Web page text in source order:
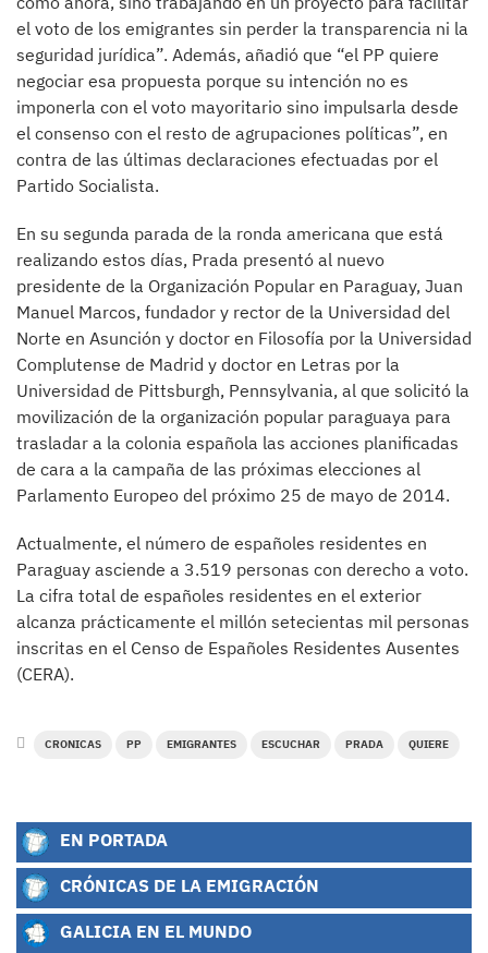
el voto de los emigrantes sin perder la transparencia ni la
seguridad jurídica”. Además, añadió que “el PP quiere
negociar esa propuesta porque su intención no es
imponerla con el voto mayoritario sino impulsarla desde
el consenso con el resto de agrupaciones políticas”, en
contra de las últimas declaraciones efectuadas por el
Partido Socialista.
En su segunda parada de la ronda americana que está
realizando estos días, Prada presentó al nuevo
presidente de la Organización Popular en Paraguay, Juan
Manuel Marcos, fundador y rector de la Universidad del
Norte en Asunción y doctor en Filosofía por la Universidad
Complutense de Madrid y doctor en Letras por la
Universidad de Pittsburgh, Pennsylvania, al que solicitó la
movilización de la organización popular paraguaya para
trasladar a la colonia española las acciones planificadas
de cara a la campaña de las próximas elecciones al
Parlamento Europeo del próximo 25 de mayo de 2014.
Actualmente, el número de españoles residentes en
Paraguay asciende a 3.519 personas con derecho a voto.
La cifra total de españoles residentes en el exterior
alcanza prácticamente el millón setecientas mil personas
inscritas en el Censo de Españoles Residentes Ausentes
(CERA).
CRONICAS PP EMIGRANTES ESCUCHAR PRADA QUIERE
EN PORTADA
CRÓNICAS DE LA EMIGRACIÓN
GALICIA EN EL MUNDO